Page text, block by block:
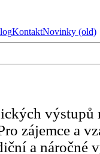
KontaktNovinky (old)
výstupů
zájemce a
a náročné